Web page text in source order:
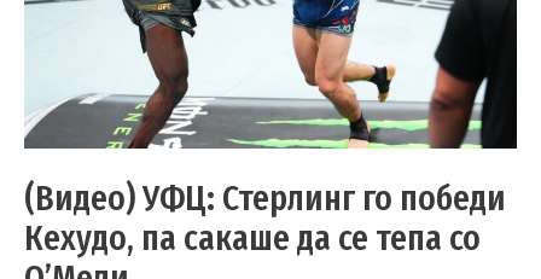
(Видео) УФЦ: Стерлинг го победи
Кехудо, па сакаше да се тепа со